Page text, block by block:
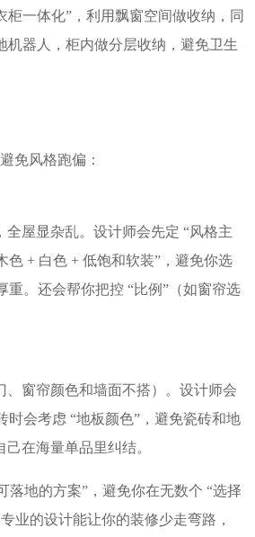
一体化”，利用飘窗空间做收纳，同
机器人，柜内做分层收纳，避免卫生
免风格跑偏：​
屋显杂乱。设计师会先定 “风格主
色 + 白色 + 低饱和软装”，避免你选
重。还会帮你把控 “比例”（如窗帘选
窗帘颜色和墙面不搭）。设计师会
时会考虑 “地板颜色”，避免瓷砖和地
在海量单品里纠结。​
落地的方案”，避免你在无数个 “选择
业的设计能让你的装修少走弯路，